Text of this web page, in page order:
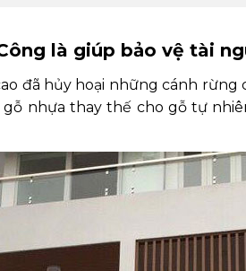
là giúp bảo vệ tài
đã hủy hoại những cánh rừng
gỗ nhựa thay thế cho gỗ tự